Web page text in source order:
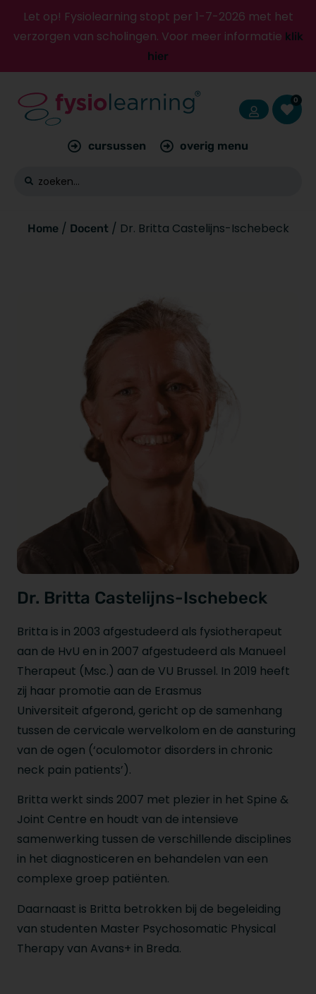
Let op! Fysiolearning stopt per 1-7-2026 met het
verzorgen van scholingen. Voor meer informatie klik
hier
0
cursussen overig menu
Home/ Docent/ Dr. Britta Castelijns-Ischebeck
Dr. Britta Castelijns-Ischebeck
Britta is in 2003 afgestudeerd als fysiotherapeut
aan de HvU en in 2007 afgestudeerd als Manueel
Therapeut (Msc.) aan de VU Brussel. In 2019 heeft
zij haar promotie aan de Erasmus
Universiteit afgerond, gericht op de samenhang
tussen de cervicale wervelkolom en de aansturing
van de ogen (‘oculomotor disorders in chronic
neck pain patients’).
Britta werkt sinds 2007 met plezier in het Spine &
Joint Centre en houdt van de intensieve
samenwerking tussen de verschillende disciplines
in het diagnosticeren en behandelen van een
complexe groep patiënten.
Daarnaast is Britta betrokken bij de begeleiding
van studenten Master Psychosomatic Physical
Therapy van Avans+ in Breda.